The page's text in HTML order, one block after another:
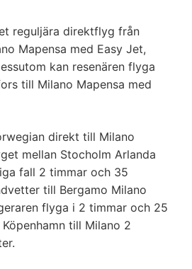
reguljära direktflyg från
Mapensa med Easy Jet,
kan resenären flyga
till Milano Mapensa med
direkt till Milano
mellan Stocholm Arlanda
fall 2 timmar och 35
till Bergamo Milano
flyga i 2 timmar och 25
till Milano 2